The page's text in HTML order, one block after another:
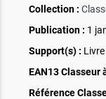
Collection :
Publication : 1
Support(s) :
EAN13 Classeur
Référence